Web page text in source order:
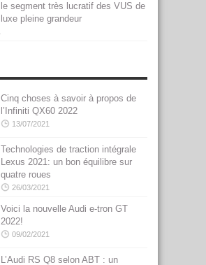
le segment très lucratif des VUS de
luxe pleine grandeur
Cinq choses à savoir à propos de
l’Infiniti QX60 2022
13/07/2021
Technologies de traction intégrale
Lexus 2021: un bon équilibre sur
quatre roues
26/03/2021
Voici la nouvelle Audi e-tron GT
2022!
09/02/2021
L’Audi RS Q8 selon ABT : un